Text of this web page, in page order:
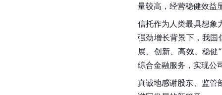
量较高，经营稳健效益
信托作为人类最具想象
强劲增长背景下，我国
展、创新、高效、稳健
综合金融服务，实现公
真诚地感谢股东、监管